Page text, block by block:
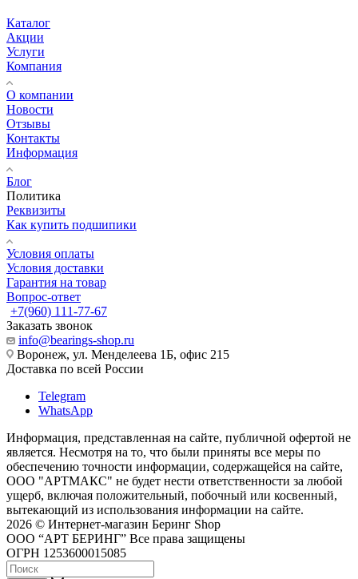
Каталог
Акции
Услуги
Компания
О компании
Новости
Отзывы
Контакты
Информация
Блог
Политика
Реквизиты
Как купить подшипики
Условия оплаты
Условия доставки
Гарантия на товар
Вопрос-ответ
+7(960) 111-77-67
Заказать звонок
info@bearings-shop.ru
Воронеж, ул. Менделеева 1Б, офис 215
Доставка по всей России
Telegram
WhatsApp
Информация, представленная на сайте, публичной офертой не
является. Несмотря на то, что были приняты все меры по
обеспечению точности информации, содержащейся на сайте,
ООО "АРТМАКС" не будет нести ответственности за любой
ущерб, включая положительный, побочный или косвенный,
вытекающий из использования информации на сайте.
2026 © Интернет-магазин Беринг Shop
ООО “АРТ БЕРИНГ” Все права защищены
ОГРН 1253600015085